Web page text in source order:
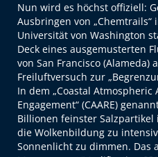
Nun wird es höchst offiziell:
Ausbringen von
Universität von Washington
Deck eines ausgemusterten
von San Francisco (Alameda)
Freiluftversuch zur
In dem „Coastal Atmospheric
Engagement“ (CAARE)
Billionen feinster
die Wolkenbildung zu
Sonnenlicht zu dimmen. Das